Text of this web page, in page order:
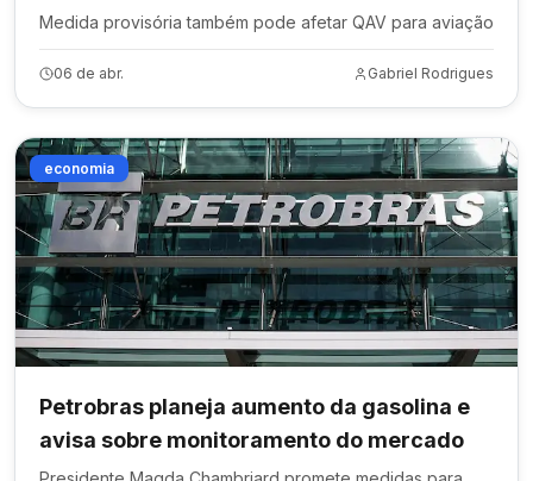
Medida provisória também pode afetar QAV para aviação
06 de abr. Gabriel Rodrigues
economia
Petrobras planeja aumento da gasolina e
avisa sobre monitoramento do mercado